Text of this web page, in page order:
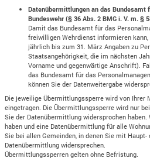
Datenübermittlungen an das Bundesamt
Bundeswehr (§ 36 Abs. 2 BMG i. V. m. §
Damit das Bundesamt für das
freiwilligen Wehrdienst informieren
jährlich bis zum 31. März Angaben zu
Staatsangehörigkeit, die im nächsten
Vorname und gegenwärtige Anschrift).
das Bundesamt für das
können Sie der Datenweitergabe
Die jeweilige Übermittlungssperre wird von Ihrer
eingetragen. Die Übermittlungssperre wird nur
Sie der Datenübermittlung widersprochen haben.
haben und eine Datenübermittlung für alle
Sie bei allen Gemeinden, in denen Sie mit Haupt-
Datenübermittlung widersprechen.
Übermittlungssperren gelten ohne Befristung.